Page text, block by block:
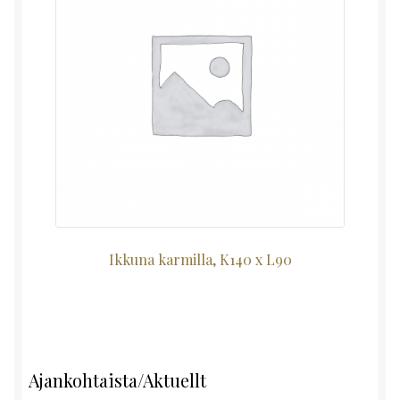
Ikkuna karmilla, K140 x L90
Ajankohtaista/Aktuellt